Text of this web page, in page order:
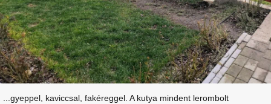
...gyeppel, kaviccsal, fakéreggel. A kutya mindent lerombolt